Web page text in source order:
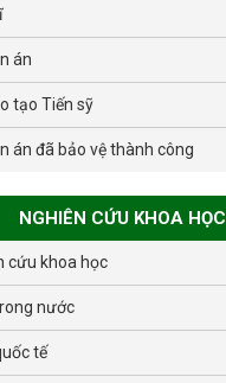
án
tạo Tiến sỹ
án đã bảo vệ thành công
NGHIÊN CỨU KHOA HỌC
cứu khoa học
nước
tế